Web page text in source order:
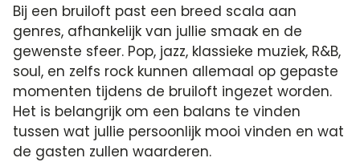
Bij een bruiloft past een breed scala aan
genres, afhankelijk van jullie smaak en de
gewenste sfeer. Pop, jazz, klassieke muziek, R&B,
soul, en zelfs rock kunnen allemaal op gepaste
momenten tijdens de bruiloft ingezet worden.
Het is belangrijk om een balans te vinden
tussen wat jullie persoonlijk mooi vinden en wat
de gasten zullen waarderen.